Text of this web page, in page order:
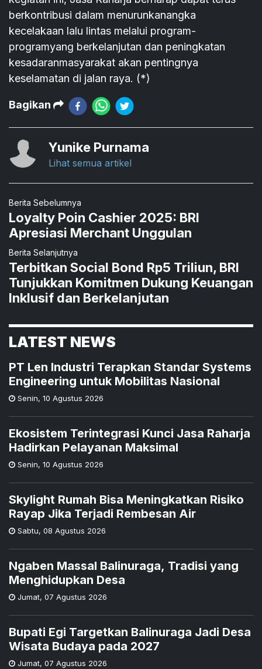
berkontribusi dalam menurunkanangka
kecelakaan lalu lintas melalui program-
programyang berkelanjutan dan peningkatan
kesadaranmasyarakat akan pentingnya
keselamatan di jalan raya. (*)
Bagikan
Yunike Purnama
Lihat semua artikel
Berita Sebelumnya
Loyalty Poin Cashier 2025: BRI
Apresiasi Merchant Unggulan
Berita Selanjutnya
Terbitkan Social Bond Rp5 Triliun, BRI
Tunjukkan Komitmen Dukung Keuangan
Inklusif dan Berkelanjutan
LATEST NEWS
PT Len Industri Terapkan Standar Systems
Engineering untuk Mobilitas Nasional
Senin, 10 Agustus 2026
Ekosistem Terintegrasi Kunci Jasa Raharja
Hadirkan Pelayanan Maksimal
Senin, 10 Agustus 2026
Skylight Rumah Bisa Meningkatkan Risiko
Rayap Jika Terjadi Rembesan Air
Sabtu, 08 Agustus 2026
Ngaben Massal Balinuraga, Tradisi yang
Menghidupkan Desa
Jumat, 07 Agustus 2026
Bupati Egi Targetkan Balinuraga Jadi Desa
Wisata Budaya pada 2027
Jumat, 07 Agustus 2026